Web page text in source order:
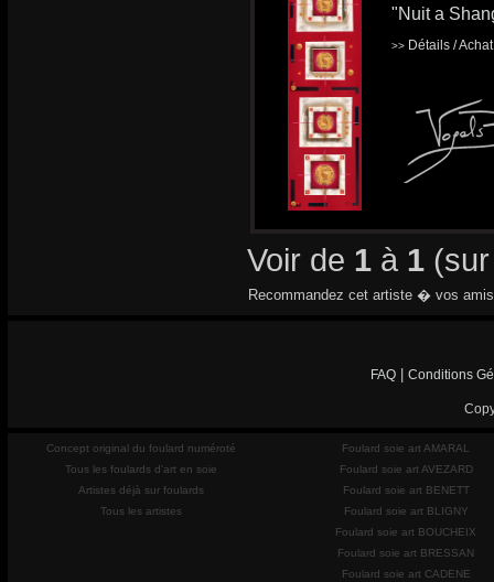
"Nuit a
>> Détails /
Voir de 1 à 1
Recommandez cet artiste � vos
FAQ Conditions
Concept original du foulard numéroté
Tous les foulards d'art en soie
Artistes déjà sur foulards
Tous les artistes
Foulard soie art AMARAL
Foulard soie art AVEZARD
Foulard soie art BENETT
Foulard soie art BLIGNY
Foulard soie art BOUCHEIX
Foulard soie art BRESSAN
Foulard soie art CADENE